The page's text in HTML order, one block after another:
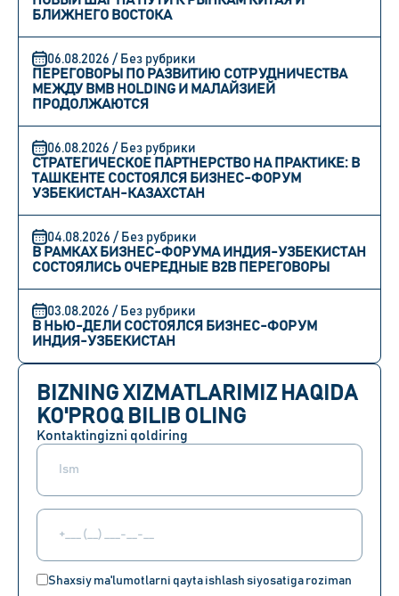
БЛИЖНЕГО ВОСТОКА
06.08.2026 / Без рубрики
ПЕРЕГОВОРЫ ПО РАЗВИТИЮ СОТРУДНИЧЕСТВА
МЕЖДУ BMB HOLDING И МАЛАЙЗИЕЙ
ПРОДОЛЖАЮТСЯ
06.08.2026 / Без рубрики
СТРАТЕГИЧЕСКОЕ ПАРТНЕРСТВО НА ПРАКТИКЕ: В
ТАШКЕНТЕ СОСТОЯЛСЯ БИЗНЕС-ФОРУМ
УЗБЕКИСТАН-КАЗАХСТАН
04.08.2026 / Без рубрики
В РАМКАХ БИЗНЕС-ФОРУМА ИНДИЯ-УЗБЕКИСТАН
СОСТОЯЛИСЬ ОЧЕРЕДНЫЕ B2B ПЕРЕГОВОРЫ
03.08.2026 / Без рубрики
В НЬЮ-ДЕЛИ СОСТОЯЛСЯ БИЗНЕС-ФОРУМ
ИНДИЯ-УЗБЕКИСТАН
BIZNING XIZMATLARIMIZ HAQIDA
KO'PROQ BILIB OLING
Kontaktingizni qoldiring
Shaxsiy ma'lumotlarni qayta ishlash siyosatiga roziman